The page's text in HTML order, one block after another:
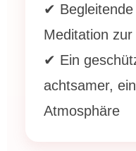
✔
Meditation
✔ Ein
achtsamer,
Atmosphäre